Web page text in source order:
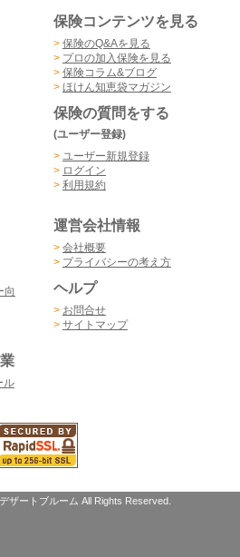
保険コンテンツを見る
> 保険のQ&Aを見る
> プロの加入保険を見る
> 保険コラム&ブログ
> ほけん知恵袋マガジン
保険の質問をする
(ユーザー登録)
> ユーザー新規登録
> ログイン
> 利用規約
向
ル
運営会社情報
> 会社概要
> プライバシーの考え方
ヘルプ
> お問合せ
> サイトマップ
ザートブルーム All Rights Reserved.